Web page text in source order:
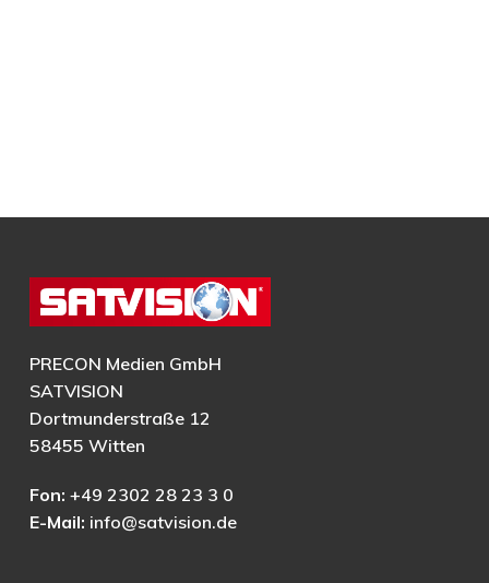
PRECON Medien GmbH
SATVISION
Dortmunderstraße 12
58455 Witten
Fon: +49 2302 28 23 3 0
E-Mail: info@satvision.de